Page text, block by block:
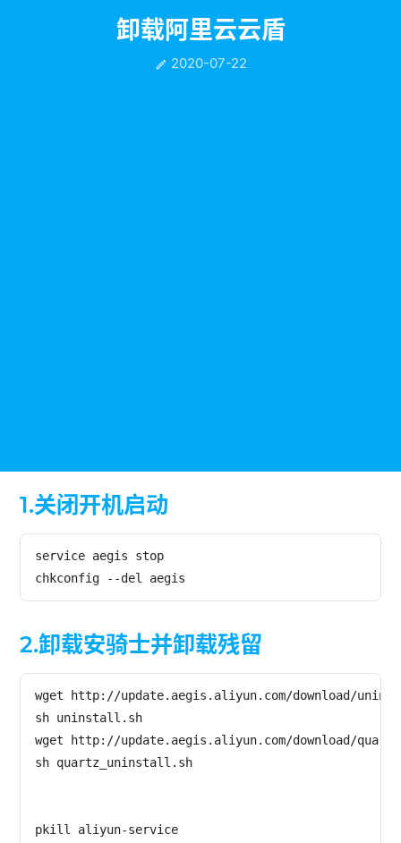
卸载阿里云云盾
 2020-07-22
1.关闭开机启动
service aegis stop
chkconfig --del aegis
2.卸载安骑士并卸载残留
wget http://update.aegis.aliyun.com/download/
sh uninstall.sh
wget http://update.aegis.aliyun.com/download/
sh quartz_uninstall.sh
pkill aliyun-service